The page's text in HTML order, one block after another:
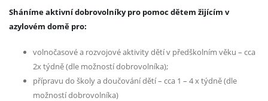
Sháníme aktivní dobrovolníky pro pomoc dětem žijícím v
azylovém domě pro:
volnočasové a rozvojové aktivity dětí v předškolním věku – cca
2x týdně (dle možností dobrovolníka);
přípravu do školy a doučování dětí – cca 1 – 4 x týdně (dle
možností dobrovolníka)